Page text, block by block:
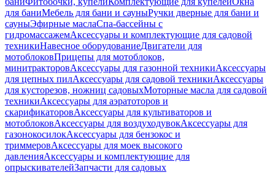
для баниМебель для бани и сауныРучки дверные для бани и
сауныЭфирные маслаСпа-бассейны с
гидромассажемАксессуары и комплектующие для садовой
техникиНавесное оборудованиеДвигатели для
мотоблоковПрицепы для мотоблоков,
минитракторовАксессуары для газонной техникиАксессуары
для цепных пилАксессуары для садовой техникиАксессуары
для кусторезов, ножниц садовыхМоторные масла для садовой
техникиАксессуары для аэратоторов и
скарификаторовАксессуары для культиваторов и
мотоблоковАксессуары для воздуходувокАксессуары для
газонокосилокАксессуары для бензокос и
триммеровАксессуары для моек высокого
давленияАксессуары и комплектующие для
опрыскивателейЗапчасти для садовых